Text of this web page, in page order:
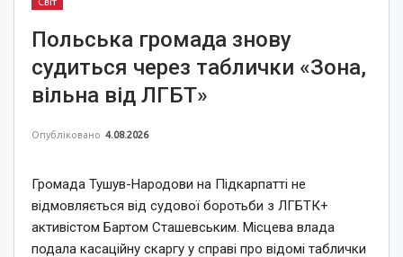
Польська громада знову
судиться через таблички «Зона,
вільна від ЛГБТ»
Опубліковано 4.08.2026
Громада Тушув-Народови на Підкарпатті не
відмовляється від судової боротьби з ЛГБТК+
активістом Бартом Сташевським. Місцева влада
подала касаційну скаргу у справі про відомі таблички